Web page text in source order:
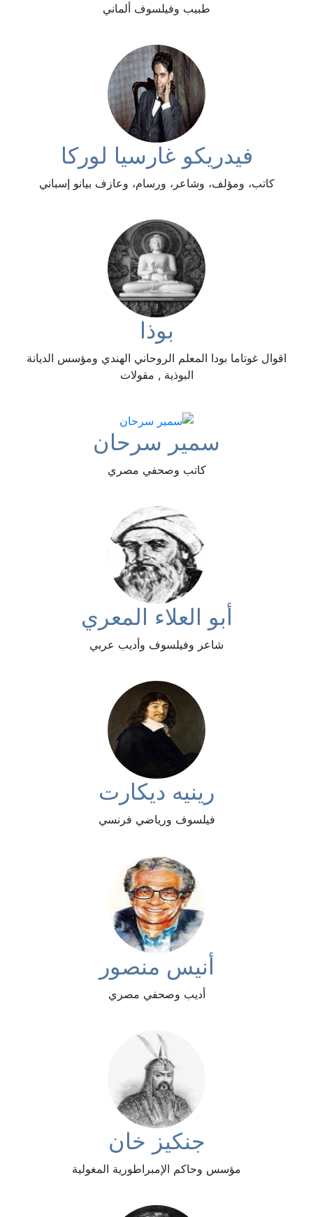
طبيب وفيلسوف ألماني
فيدريكو غارسيا لوركا
كاتب، ومؤلف، وشاعر، ورسام، وعازف بيانو إسباني
بوذا
اقوال غوتاما بودا المعلم الروحاني الهندي ومؤسس الديانة
البوذية , مقولات
سمير سرحان
كاتب وصحفي مصري
أبو العلاء المعري
شاعر وفيلسوف وأديب عربي
رينيه ديكارت
فيلسوف ورياضي فرنسي
أنيس منصور
أديب وصحفي مصري
جنكيز خان
مؤسس وحاكم الإمبراطورية المغولية